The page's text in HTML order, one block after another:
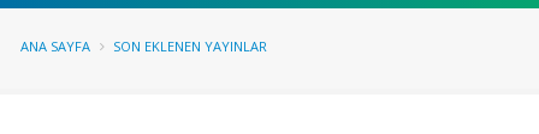
ANA SAYFA SON EKLENEN YAYINLAR